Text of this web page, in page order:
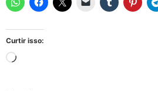
Curtir isso: